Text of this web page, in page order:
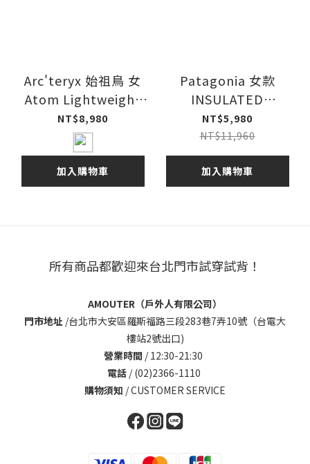
Arc'teryx 始祖鳥 女
Atom Lightweight
Hoody 輕量化纖外套
NT$8,980
加入購物車
Patagonia 女款
INSULATED
SNOWBELLE 滑雪運
動防水外套
NT$5,980
NT$11,960
加入購物車
所有商品都歡迎來台北門市試穿試背！
AMOUTER（戶外人有限公司）
門市地址 /台北市大安區羅斯福路三段283巷7弄10號（台電大
樓站2號出口)
營業時間 / 12:30-21:30
電話 / (02)2366-1110
購物須知 /CUSTOMER SERVICE